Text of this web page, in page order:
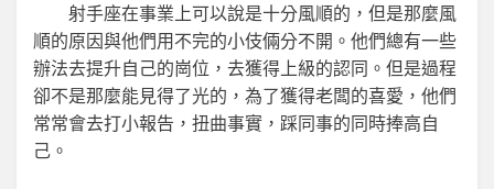
射手座在事業上可以說是十分風順的，但是那麼風
順的原因與他們用不完的小伎倆分不開。他們總有一些
辦法去提升自己的崗位，去獲得上級的認同。但是過程
卻不是那麼能見得了光的，為了獲得老闆的喜愛，他們
常常會去打小報告，扭曲事實，踩同事的同時捧高自
己。